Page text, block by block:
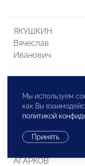
ЯКУШКИН
Вячеслав
Иванович
Правление
АГАРКОВ
Мы используем
как Вы
политикой
Принять